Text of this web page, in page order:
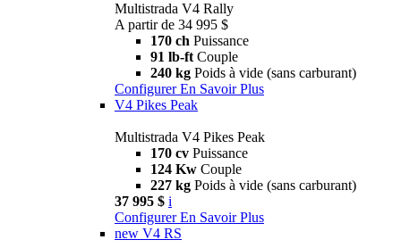
Multistrada V4 Rally
A partir de 34 995 $
170 ch Puissance
91 lb-ft Couple
240 kg Poids à vide (sans carburant)
Configurer En Savoir Plus
V4 Pikes Peak
Multistrada V4 Pikes Peak
170 cv Puissance
124 Kw Couple
227 kg Poids à vide (sans carburant)
37 995 $ i
Configurer En Savoir Plus
new V4 RS